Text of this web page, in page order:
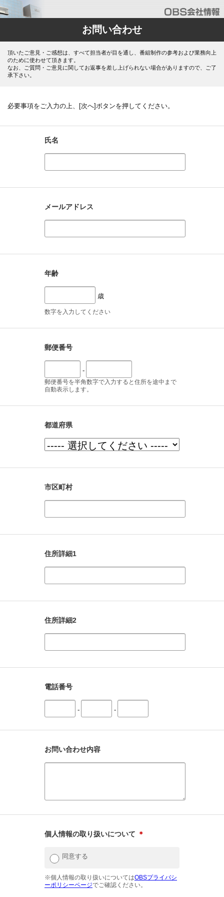
お問い合わせ
頂いたご意見・ご感想は、すべて担当者が目を通し、番組制作の参考および業務向上
のために使わせて頂きます。
なお、ご質問・ご意見に関してお返事を差し上げられない場合がありますので、ご了
承下さい。
必要事項をご入力の上、[次へ]ボタンを押してください。
氏名
メールアドレス
年齢
歳
数字を入力してください
郵便番号
-
郵便番号を半角数字で入力すると住所を途中まで
自動表示します。
都道府県
市区町村
住所詳細1
住所詳細2
電話番号
- -
お問い合わせ内容
個人情報の取り扱いについて ＊
同意する
※個人情報の取り扱いについてはOBSプライバシ
ーポリシーページでご確認ください。